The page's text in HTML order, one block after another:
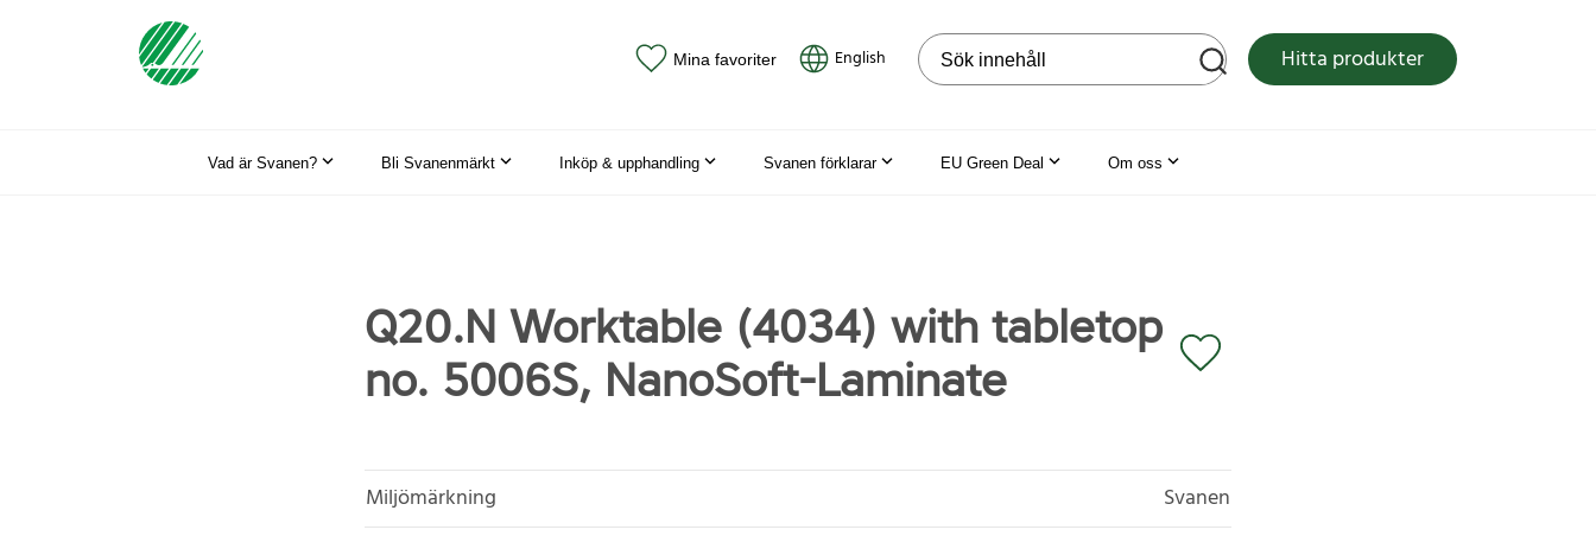
Mina favoriter English Sök på webbplatsen Hitta produkter
Vad är Svanen? Bli Svanenmärkt Inköp & upphandling Svanen förklarar EU Green Deal Om oss
Q20.N Worktable (4034) with tabletop
no. 5006S, NanoSoft-Laminate
Miljömärkning
Svanen